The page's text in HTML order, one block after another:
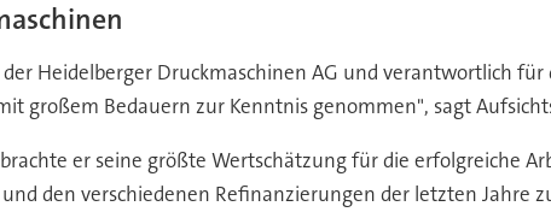
Heidelberger Druckmaschinen AG und verantwortlich
großem Bedauern zur Kenntnis genommen", sagt
er seine größte Wertschätzung für die erfolgreiche
den verschiedenen Refinanzierungen der letzten Jahre